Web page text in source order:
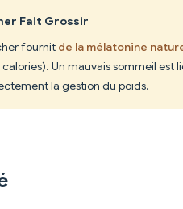
Fait Grossir
fournit de la mélatonine
Un mauvais sommeil est
la gestion du poids.